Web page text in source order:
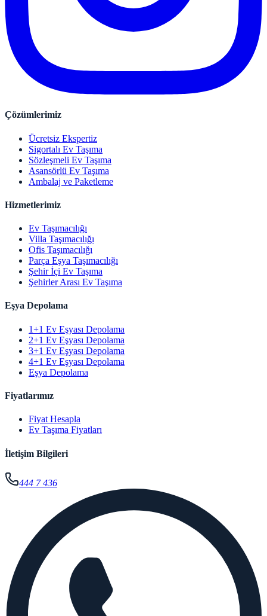
Çözümlerimiz
Ücretsiz Ekspertiz
Sigortalı Ev Taşıma
Sözleşmeli Ev Taşıma
Asansörlü Ev Taşıma
Ambalaj ve Paketleme
Hizmetlerimiz
Ev Taşımacılığı
Villa Taşımacılığı
Ofis Taşımacılığı
Parça Eşya Taşımacılığı
Şehir İçi Ev Taşıma
Şehirler Arası Ev Taşıma
Eşya Depolama
1+1 Ev Eşyası Depolama
2+1 Ev Eşyası Depolama
3+1 Ev Eşyası Depolama
4+1 Ev Eşyası Depolama
Eşya Depolama
Fiyatlarımız
Fiyat Hesapla
Ev Taşıma Fiyatları
İletişim Bilgileri
444 7 436